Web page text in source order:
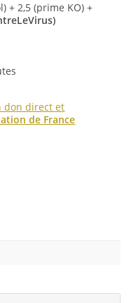
+ 2,5 (prime KO) +
don direct et
de France